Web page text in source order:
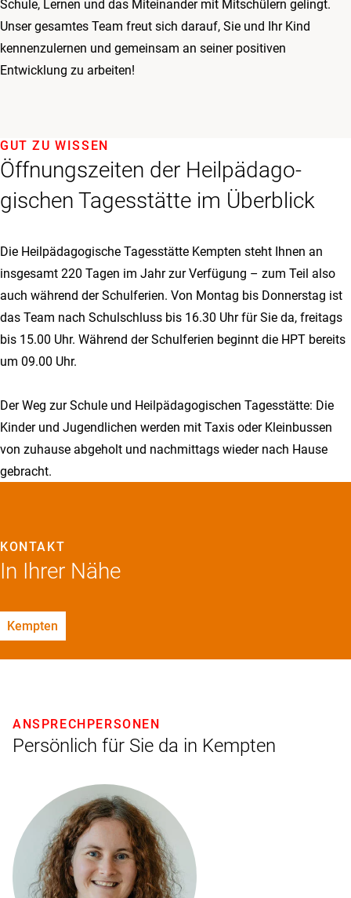
Schule, Lernen und das Miteinander mit Mitschülern gelingt.
Unser gesamtes Team freut sich darauf, Sie und Ihr Kind
kennenzulernen und gemeinsam an seiner positiven
Entwicklung zu arbeiten!
Öffnungszeiten der Heil­päda­go­
gischen Tages­stätte im Überblick
GUT ZU WISSEN
Die Heilpädagogische Tagesstätte Kempten steht Ihnen an
insgesamt 220 Tagen im Jahr zur Verfügung – zum Teil also
auch während der Schulferien. Von Montag bis Donnerstag ist
das Team nach Schulschluss bis 16.30 Uhr für Sie da, freitags
bis 15.00 Uhr. Während der Schulferien beginnt die HPT bereits
um 09.00 Uhr.
Der Weg zur Schule und Heilpädagogischen Tagesstätte: Die
Kinder und Jugendlichen werden mit Taxis oder Kleinbussen
von zuhause abgeholt und nachmittags wieder nach Hause
gebracht.
In Ihrer Nähe
KONTAKT
Kempten
Persönlich für Sie da in Kempten
ANSPRECHPERSONEN